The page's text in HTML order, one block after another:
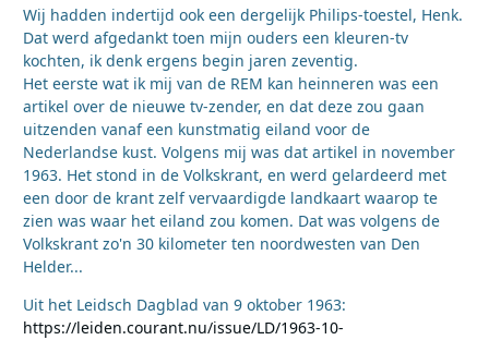
Wij hadden indertijd ook een dergelijk Philips-toestel, Henk.
Dat werd afgedankt toen mijn ouders een kleuren-tv
kochten, ik denk ergens begin jaren zeventig.
Het eerste wat ik mij van de REM kan heinneren was een
artikel over de nieuwe tv-zender, en dat deze zou gaan
uitzenden vanaf een kunstmatig eiland voor de
Nederlandse kust. Volgens mij was dat artikel in november
1963. Het stond in de Volkskrant, en werd gelardeerd met
een door de krant zelf vervaardigde landkaart waarop te
zien was waar het eiland zou komen. Dat was volgens de
Volkskrant zo'n 30 kilometer ten noordwesten van Den
Helder...
Uit het Leidsch Dagblad van 9 oktober 1963:
https://leiden.courant.nu/issue/LD/1963-10-